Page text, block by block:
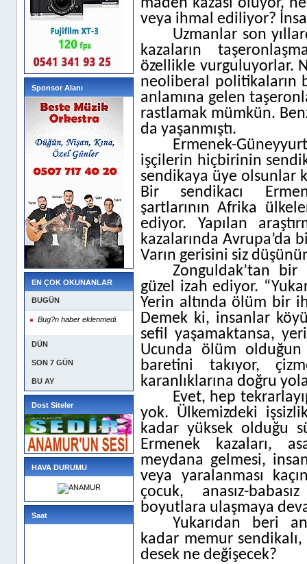
Sponsor Alanı
EN ÇOK OKUNANLAR
BUGÜN
Bug?n haber eklenmedi.
DÜN
SON 7 GÜN
BU AY
Dost Siteler
HAVA DURUMU
Saat
maden kazası oluyor,
veya ihmal ediliyor?
Uzmanlar son
kazaların
özellikle vurguluyorlar.
neoliberal politikaların
anlamına gelen
rastlamak mümkün.
da yaşanmıştı.
Ermenek-
işçilerin hiçbirinin
sendikaya üye olsunlar
Bir sendikacı
şartlarının Afrika
ediyor. Yapılan
kazalarında Avrupa’da
Varın gerisini siz
Zonguldak’tan
güzel izah ediyor.
Yerin altında ölüm bir
Demek ki, insanlar
sefil yaşamaktansa,
Ucunda ölüm
baretini takıyor,
karanlıklarına doğru yola
Evet, hep
yok. Ülkemizdeki
kadar yüksek olduğu
Ermenek kazaları,
meydana gelmesi,
veya yaralanması
çocuk, anasız-
boyutlara ulaşmaya
Yukarıdan beri
kadar memur
desek ne değişecek?